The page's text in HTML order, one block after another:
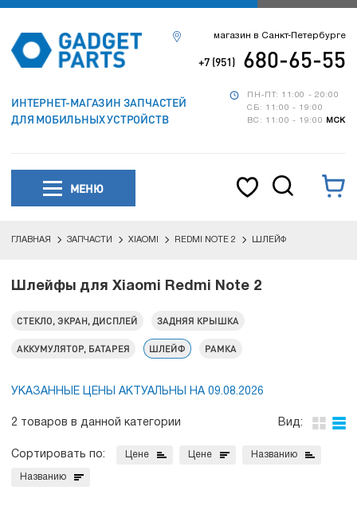
ИНТЕРНЕТ-МАГАЗИН ЗАПЧАСТЕЙ
ДЛЯ МОБИЛЬНЫХ УСТРОЙСТВ
ПН-ПТ: 11:00 - 20:00
СБ: 11:00 - 19:00
ВС: 11:00 - 19:00
МСК
магазин в Санкт-Петербурге
+7 (951) 680-65-55
МЕНЮ
ГЛАВНАЯ ЗАПЧАСТИ XIAOMI REDMI NOTE 2 ШЛЕЙФ
Шлейфы для Xiaomi Redmi Note 2
СТЕКЛО, ЭКРАН, ДИСПЛЕЙ ЗАДНЯЯ КРЫШКА
АККУМУЛЯТОР, БАТАРЕЯ ШЛЕЙФ РАМКА
УКАЗАННЫЕ ЦЕНЫ АКТУАЛЬНЫ НА 09.08.2026
2 товаров в данной категории Вид:
Сортировать по: Цене Цене Названию
Названию